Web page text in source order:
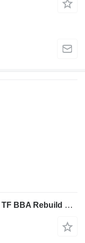
Hütte Bohrtechnik GmbH HBR 202 TF BBA Rebuild Huette Bohrtechnik GmbH